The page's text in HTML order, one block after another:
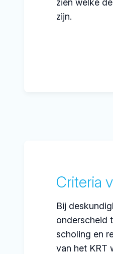
zien welke
zijn.
Criteria
Bij
onderscheid
scholing en
van het KRT